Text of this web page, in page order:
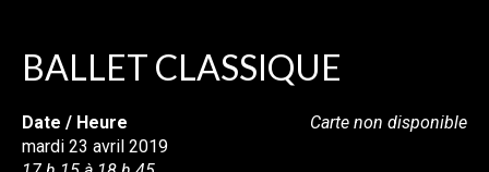
BALLET CLASSIQUE
Carte non disponible
Date / Heure
mardi 23 avril 2019